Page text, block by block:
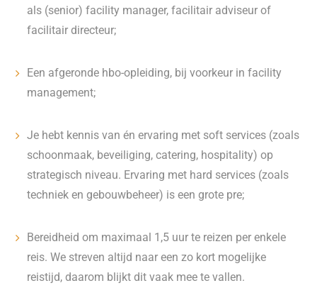
als (senior) facility manager, facilitair adviseur of
facilitair directeur;
Een afgeronde hbo-opleiding, bij voorkeur in facility
management;
Je hebt kennis van én ervaring met soft services (zoals
schoonmaak, beveiliging, catering, hospitality) op
strategisch niveau. Ervaring met hard services (zoals
techniek en gebouwbeheer) is een grote pre;
Bereidheid om maximaal 1,5 uur te reizen per enkele
reis. We streven altijd naar een zo kort mogelijke
reistijd, daarom blijkt dit vaak mee te vallen.